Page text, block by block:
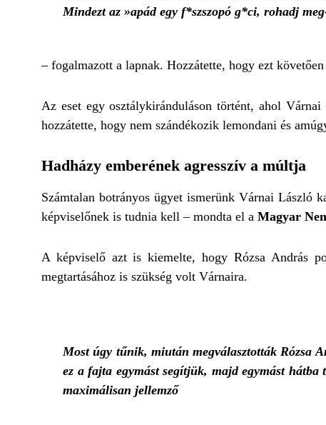
Mindezt az »apád egy f*szszopó g*ci, rohadj
– fogalmazott a lapnak. Hozzátette, hogy ezt
Az eset egy osztálykiránduláson történt, ahol
hozzátette, hogy nem szándékozik lemondani és
Hadházy emberének agresszív a múltja
Számtalan botrányos ügyet ismerünk Várnai László
képviselőnek is tudnia kell – mondta el a Magyar
A képviselő azt is kiemelte, hogy Rózsa András
megtartásához is szükség volt Várnaira.
Most úgy tűnik, miután megválasztották Rózsa
ez a fajta egymást segítjük, majd egymást hátba
maximálisan jellemző